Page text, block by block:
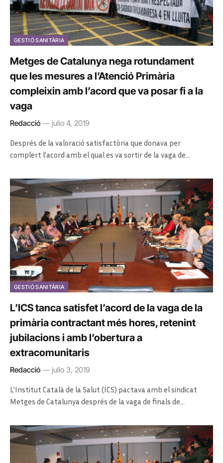
GESTIÓ SANITÀRIA
Metges de Catalunya nega rotundament
que les mesures a l’Atenció Primària
compleixin amb l’acord que va posar fi a la
vaga
Redacció julio 4, 2019
Després de la valoració satisfactòria que donava per
complert l’acord amb el qual es va sortir de la vaga de…
GESTIÓ SANITÀRIA
L’ICS tanca satisfet l’acord de la vaga de la
primària contractant més hores, retenint
jubilacions i amb l’obertura a
extracomunitaris
Redacció julio 3, 2019
L’Institut Català de la Salut (ICS) pactava amb el sindicat
Metges de Catalunya després de la vaga de finals de…